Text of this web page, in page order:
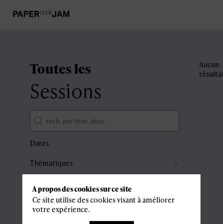
Toutes les
Sessions
Dates
Thèmatiques
Effacer tous les filtres
Aucun
A propos des cookies sur ce site
Ce site utilise des cookies visant à améliorer
votre expérience.